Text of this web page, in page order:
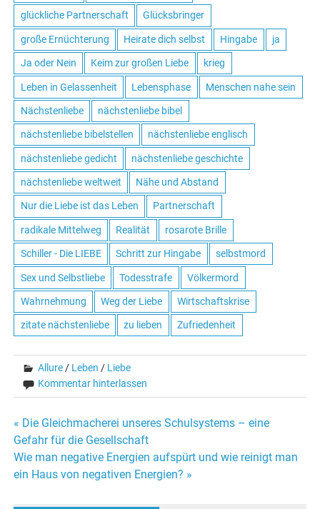
glückliche Partnerschaft Glücksbringer
große Ernüchterung Heirate dich selbst Hingabe ja
Ja oder Nein Keim zur großen Liebe krieg
Leben in Gelassenheit Lebensphase Menschen nahe sein
Nächstenliebe nächstenliebe bibel
nächstenliebe bibelstellen nächstenliebe englisch
nächstenliebe gedicht nächstenliebe geschichte
nächstenliebe weltweit Nähe und Abstand
Nur die Liebe ist das Leben Partnerschaft
radikale Mittelweg Realität rosarote Brille
Schiller - Die LIEBE Schritt zur Hingabe selbstmord
Sex und Selbstliebe Todesstrafe Völkermord
Wahrnehmung Weg der Liebe Wirtschaftskrise
zitate nächstenliebe zu lieben Zufriedenheit
Allure/ Leben / Liebe
Kommentar hinterlassen
Beitrags-
Navigation
« Die Gleichmacherei unseres Schulsystems – eine
Gefahr für die Gesellschaft
Wie man negative Energien aufspürt und wie reinigt man
ein Haus von negativen Energien? »